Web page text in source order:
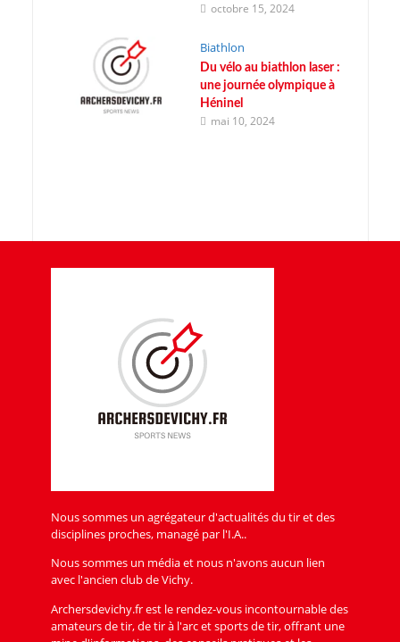
octobre 15, 2024
Biathlon
Du vélo au biathlon laser :
une journée olympique à
Héninel
mai 10, 2024
Nous sommes un agrégateur d'actualités du tir et des
disciplines proches, managé par l'I.A..
Nous sommes un média et nous n'avons aucun lien
avec l'ancien club de Vichy.
Archersdevichy.fr est le rendez-vous incontournable des
amateurs de tir, de tir à l'arc et sports de tir, offrant une